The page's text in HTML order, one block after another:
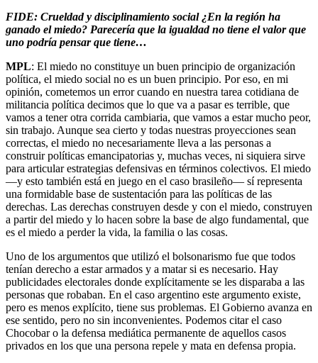
FIDE: Crueldad y disciplinamiento social ¿En la región ha
ganado el miedo? Parecería que la igualdad no tiene el valor que
uno podría pensar que tiene…
MPL: El miedo no constituye un buen principio de organización
política, el miedo social no es un buen principio. Por eso, en mi
opinión, cometemos un error cuando en nuestra tarea cotidiana de
militancia política decimos que lo que va a pasar es terrible, que
vamos a tener otra corrida cambiaria, que vamos a estar mucho peor,
sin trabajo. Aunque sea cierto y todas nuestras proyecciones sean
correctas, el miedo no necesariamente lleva a las personas a
construir políticas emancipatorias y, muchas veces, ni siquiera sirve
para articular estrategias defensivas en términos colectivos. El miedo
—y esto también está en juego en el caso brasileño— sí representa
una formidable base de sustentación para las políticas de las
derechas. Las derechas construyen desde y con el miedo, construyen
a partir del miedo y lo hacen sobre la base de algo fundamental, que
es el miedo a perder la vida, la familia o las cosas.
Uno de los argumentos que utilizó el bolsonarismo fue que todos
tenían derecho a estar armados y a matar si es necesario. Hay
publicidades electorales donde explícitamente se les disparaba a las
personas que robaban. En el caso argentino este argumento existe,
pero es menos explícito, tiene sus problemas. El Gobierno avanza en
ese sentido, pero no sin inconvenientes. Podemos citar el caso
Chocobar o la defensa mediática permanente de aquellos casos
privados en los que una persona repele y mata en defensa propia.